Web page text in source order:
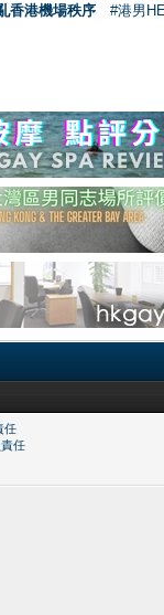
香港機場秩序 #港男
任
任